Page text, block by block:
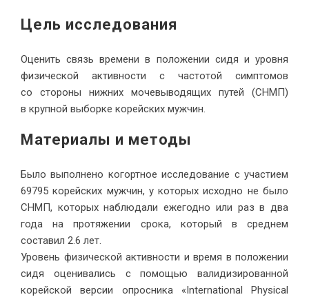
Цель исследования
Оценить связь времени в положении сидя и уровня
физической активности с частотой симптомов
со стороны нижних мочевыводящих путей (СНМП)
в крупной выборке корейских мужчин.
Материалы и методы
Было выполнено когортное исследование с участием
69795 корейских мужчин, у которых исходно не было
СНМП, которых наблюдали ежегодно или раз в два
года на протяжении срока, который в среднем
составил 2.6 лет.
Уровень физической активности и время в положении
сидя оценивались с помощью валидизированной
корейской версии опросника «International Physical